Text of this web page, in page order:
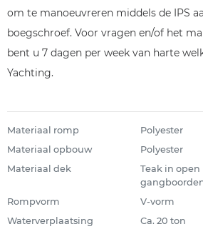
om te manoeuvreren middels de IPS
boegschroef. Voor vragen en/of het
bent u 7 dagen per week van harte
Yachting.
Materiaal romp
Polyester
Materiaal opbouw
Polyester
Materiaal dek
Teak in
Rompvorm
V-vorm
Waterverplaatsing
Ca. 20 ton